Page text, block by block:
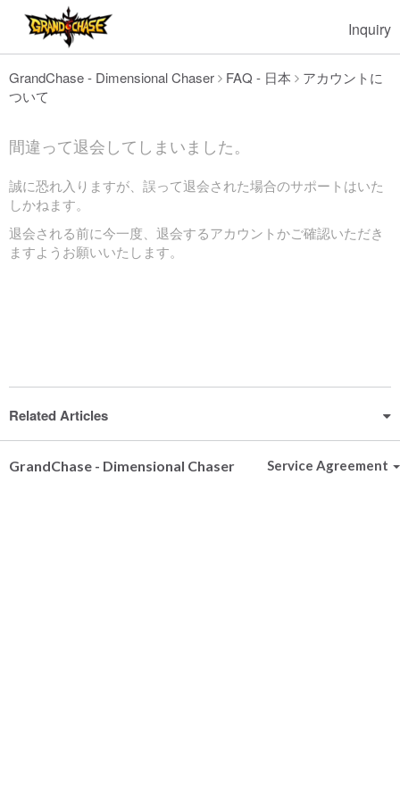
Inquiry
GrandChase - Dimensional Chaser FAQ - 日本
アカウントに
ついて
間違って退会してしまいました。
誠に恐れ入りますが、誤って退会された場合のサポートはいた
しかねます。
退会される前に今一度、退会するアカウントかご確認いただき
ますようお願いいたします。
Related Articles
GrandChase - Dimensional Chaser Service Agreement